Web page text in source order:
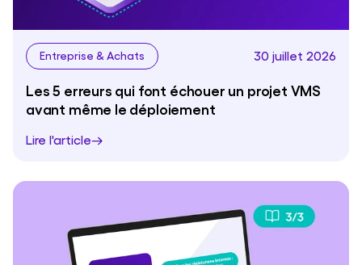
Entreprise & Achats 30 juillet 2026
Les 5 erreurs qui font échouer un projet VMS
avant même le déploiement
Lire l'article